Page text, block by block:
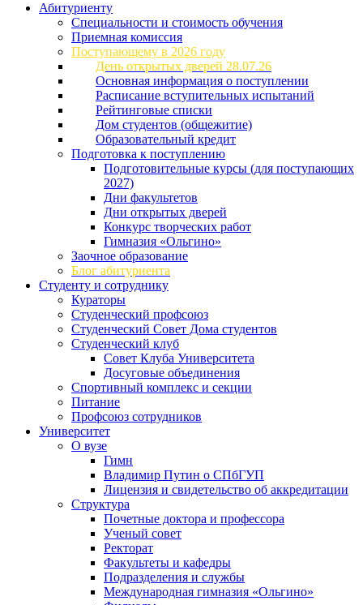
Абитуриенту
Специальности и стоимость обучения
Приемная комиссия
Поступающему в 2026 году
День открытых дверей 28.07.26
Основная информация о поступлении
Расписание вступительных испытаний
Рейтинговые списки
Дом студентов (общежитие)
Образовательный кредит
Подготовка к поступлению
Подготовительные курсы (для поступающих
2027)
Дни факультетов
Дни открытых дверей
Конкурс творческих работ
Гимназия «Ольгино»
Заочное образование
Блог абитуриента
Студенту и сотруднику
Кураторы
Студенческий профсоюз
Студенческий Совет Дома студентов
Студенческий клуб
Совет Клуба Университета
Досуговые объединения
Спортивный комплекс и секции
Питание
Профсоюз сотрудников
Университет
О вузе
Гимн
Владимир Путин о СПбГУП
Лицензия и свидетельство об аккредитации
Структура
Почетные доктора и профессора
Ученый совет
Ректорат
Факультеты и кафедры
Подразделения и службы
Международная гимназия «Ольгино»